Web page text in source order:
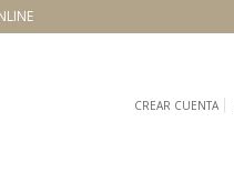
CREAR CUENTA